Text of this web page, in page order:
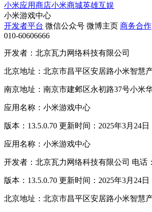
小米应用商店小米商城英雄互娱
小米游戏中心
开发者平台 微信公众号 微博主页 商务合作
010-60606666
开发者：北京瓦力网络科技有限公司
北京地址：北京市昌平区安居路小米智慧
南京地址：南京市建邺区永初路37号小米
应用名称：小米游戏中心
版本：13.5.0.70 更新时间：2025年3月24日
应用名称：小米游戏中心
开发者：北京瓦力网络科技有限公司 电话
版本：13.5.0.70 更新时间：2025年3月24日
北京地址：北京市昌平区安居路小米智慧